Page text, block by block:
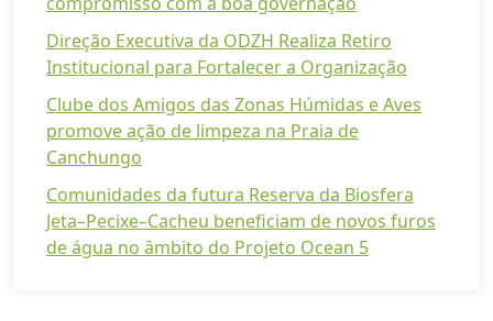
Direção Executiva da ODZH Realiza Retiro
Institucional para Fortalecer a Organização
Clube dos Amigos das Zonas Húmidas e Aves
promove ação de limpeza na Praia de
Canchungo
Comunidades da futura Reserva da Biosfera
Jeta–Pecixe–Cacheu beneficiam de novos furos
de água no âmbito do Projeto Ocean 5